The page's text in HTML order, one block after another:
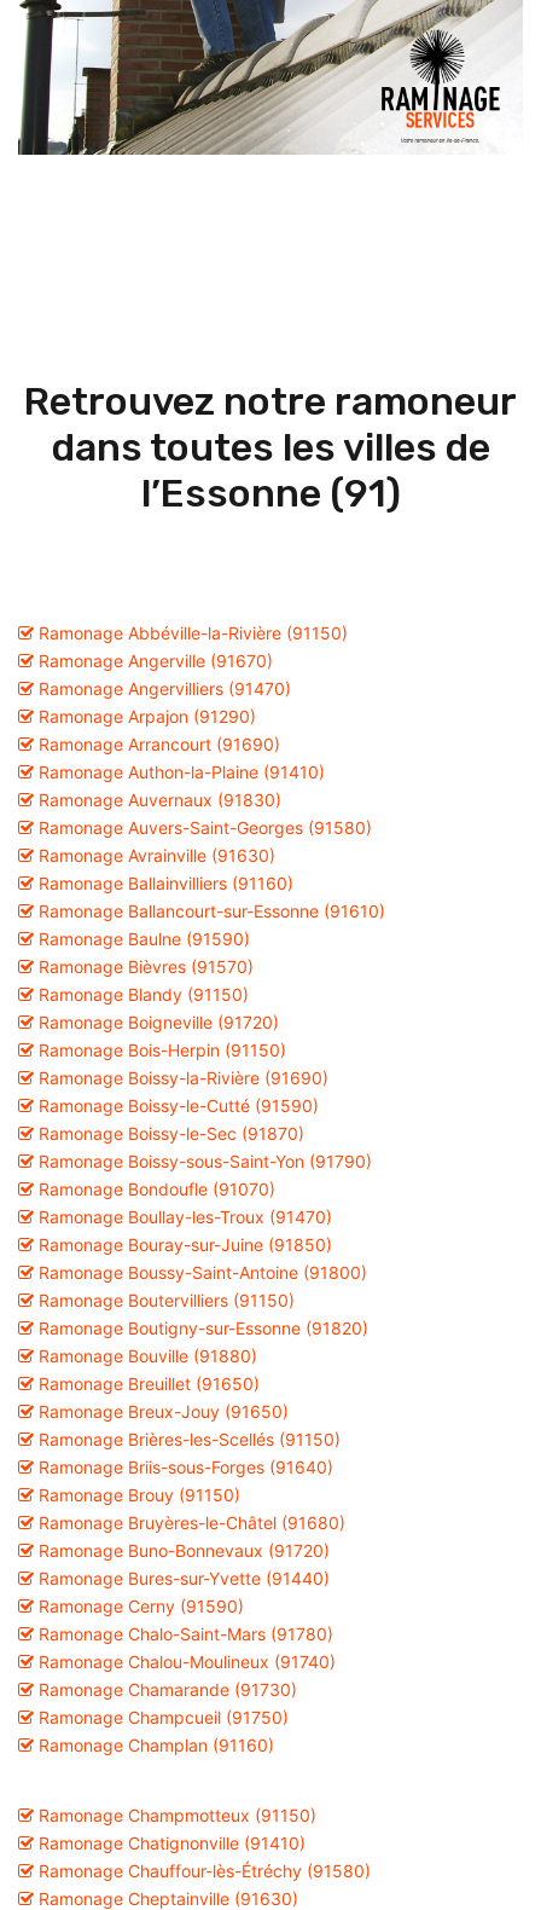
Retrouvez notre ramoneur
dans toutes les villes de
l’Essonne (91)
Ramonage Abbéville-la-Rivière (91150)
Ramonage Angerville (91670)
Ramonage Angervilliers (91470)
Ramonage Arpajon (91290)
Ramonage Arrancourt (91690)
Ramonage Authon-la-Plaine (91410)
Ramonage Auvernaux (91830)
Ramonage Auvers-Saint-Georges (91580)
Ramonage Avrainville (91630)
Ramonage Ballainvilliers (91160)
Ramonage Ballancourt-sur-Essonne (91610)
Ramonage Baulne (91590)
Ramonage Bièvres (91570)
Ramonage Blandy (91150)
Ramonage Boigneville (91720)
Ramonage Bois-Herpin (91150)
Ramonage Boissy-la-Rivière (91690)
Ramonage Boissy-le-Cutté (91590)
Ramonage Boissy-le-Sec (91870)
Ramonage Boissy-sous-Saint-Yon (91790)
Ramonage Bondoufle (91070)
Ramonage Boullay-les-Troux (91470)
Ramonage Bouray-sur-Juine (91850)
Ramonage Boussy-Saint-Antoine (91800)
Ramonage Boutervilliers (91150)
Ramonage Boutigny-sur-Essonne (91820)
Ramonage Bouville (91880)
Ramonage Breuillet (91650)
Ramonage Breux-Jouy (91650)
Ramonage Brières-les-Scellés (91150)
Ramonage Briis-sous-Forges (91640)
Ramonage Brouy (91150)
Ramonage Bruyères-le-Châtel (91680)
Ramonage Buno-Bonnevaux (91720)
Ramonage Bures-sur-Yvette (91440)
Ramonage Cerny (91590)
Ramonage Chalo-Saint-Mars (91780)
Ramonage Chalou-Moulineux (91740)
Ramonage Chamarande (91730)
Ramonage Champcueil (91750)
Ramonage Champlan (91160)
Ramonage Champmotteux (91150)
Ramonage Chatignonville (91410)
Ramonage Chauffour-lès-Étréchy (91580)
Ramonage Cheptainville (91630)